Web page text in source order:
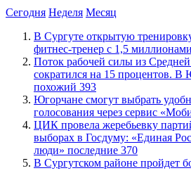
Сегодня Неделя Месяц
В Сургуте открытую
фитнес-тренер с 1,5
Поток рабочей силы из
сократился на 15 процентов. В
похожий 393
Югорчане смогут выбрать
голосования через сервис
ЦИК провела жеребьевку
выборах в Госдуму: «Единая
люди» последние 370
В Сургутском районе пройдет